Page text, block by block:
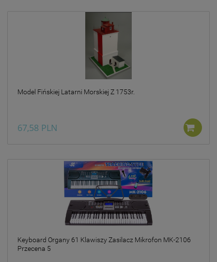
Model Fińskiej Latarni Morskiej Z 1753r.
67,58 PLN
Keyboard Organy 61 Klawiszy Zasilacz Mikrofon MK-2106
Przecena 5